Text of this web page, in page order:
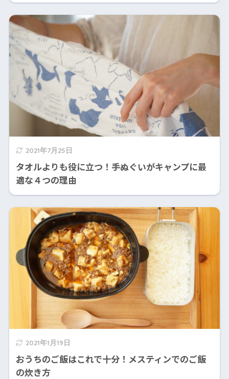
2021年7月25日
タオルよりも役に立つ！手ぬぐいがキャンプに最
適な４つの理由
2021年1月19日
おうちのご飯はこれで十分！メスティンでのご飯
の炊き方